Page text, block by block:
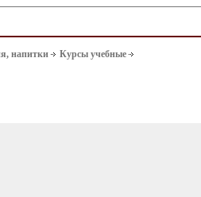
напитки Курсы учебные